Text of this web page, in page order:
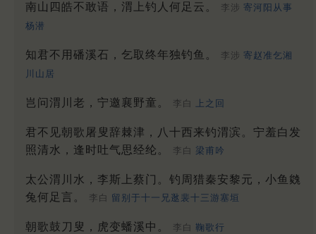
南山四皓不敢语，渭上钓人何足云。 李涉 寄河阳从事
杨潜
知君不用磻溪石，乞取终年独钓鱼。 李涉 寄赵准乞湘
川山居
岂问渭川老，宁邀襄野童。 李白 上之回
君不见朝歌屠叟辞棘津，八十西来钓渭滨。宁羞白发
照清水，逢时吐气思经纶。
李白 梁甫吟
太公渭川水，李斯上蔡门。钓周猎秦安黎元，小鱼㕙
兔何足言。
李白 留别于十一兄逖裴十三游塞垣
朝歌鼓刀叟，虎变蟠溪中。 李白 鞠歌行